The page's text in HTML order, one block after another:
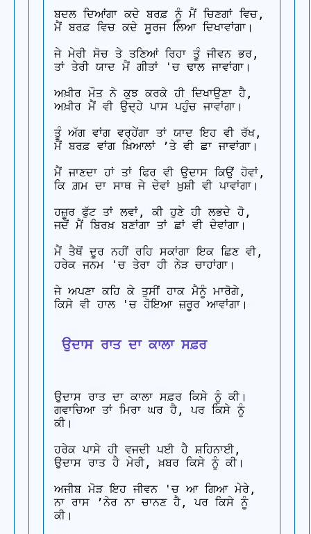
ਬਦਲ ਦਿਆਂਗਾ ਕਦੇ ਬਰਫ਼ ਨੂੰ ਮੈਂ ਚਿਣਗਾਂ ਵਿਚ,
ਮੈਂ ਬਰਫ਼ ਵਿਚ ਕਦੇ ਸੂਰਜ ਲਿਆ ਦਿਖਾਵਾਂਗਾ।
ਜੇ ਮੇਰੀ ਸੋਚ ਤੇ ਤਣਿਆਂ ਰਿਹਾ ਤੂੰ ਜੀਵਨ ਭਰ,
ਤਾਂ ਤੇਰੀ ਯਾਦ ਮੈਂ ਗੀਤਾਂ 'ਚ ਢਾਲ ਜਾਵਾਂਗਾ।
ਅਖ਼ੀਰ ਮੌਤ ਨੇ ਕੁਝ ਕਰਕੇ ਹੀ ਦਿਖਾਉਣਾ ਹੈ,
ਅਖ਼ੀਰ ਮੈਂ ਵੀ ਉਦ੍ਹੇ ਪਾਸ ਪਹੁੰਚ ਜਾਵਾਂਗਾ।
ਤੂੰ ਅੱਗ ਵਾਂਗ ਵਰ੍ਹੇਂਗਾ ਤਾਂ ਯਾਦ ਇਹ ਵੀ ਰੱਖ,
ਮੈਂ ਬਰਫ਼ ਵਾਂਗ ਖ਼ਿਆਲਾਂ ’ਤੇ ਵੀ ਛਾ ਜਾਵਾਂਗਾ।
ਮੈਂ ਜਾਣਦਾ ਹਾਂ ਤਾਂ ਫਿਰ ਵੀ ਉਦਾਸ ਕਿਉਂ ਹੋਵਾਂ,
ਕਿ ਗ਼ਮ ਦਾ ਸਾਥ ਜੇ ਦੇਵਾਂ ਖ਼ੁਸ਼ੀ ਵੀ ਪਾਵਾਂਗਾ।
ਹਜ਼ੂਰ ਫੁੱਟ ਤਾਂ ਲਵਾਂ, ਕੀ ਹੁਣੇ ਹੀ ਲਭਦੇ ਹੋ,
ਜਦੋਂ ਮੈਂ ਬਿਰਖ਼ ਬਣਾਂਗਾ ਤਾਂ ਛਾਂ ਵੀ ਦੇਵਾਂਗਾ।
ਮੈਂ ਤੈਥੋਂ ਦੂਰ ਨਹੀਂ ਰਹਿ ਸਕਾਂਗਾ ਇਕ ਛਿਣ ਵੀ,
ਹਰੇਕ ਜਨਮ 'ਚ ਤੇਰਾ ਹੀ ਨੇੜ ਚਾਹਾਂਗਾ।
ਜੇ ਅਪਣਾ ਕਹਿ ਕੇ ਤੁਸੀਂ ਹਾਕ ਮੈਨੂੰ ਮਾਰੋਗੇ,
ਕਿਸੇ ਵੀ ਹਾਲ 'ਚ ਹੋਇਆ ਜ਼ਰੂਰ ਆਵਾਂਗਾ।
ਉਦਾਸ ਰਾਤ ਦਾ ਕਾਲਾ ਸਫ਼ਰ
ਉਦਾਸ ਰਾਤ ਦਾ ਕਾਲਾ ਸਫ਼ਰ ਕਿਸੇ ਨੂੰ ਕੀ।
ਗਵਾਚਿਆ ਤਾਂ ਮਿਰਾ ਘਰ ਹੈ, ਪਰ ਕਿਸੇ ਨੂੰ
ਕੀ।
ਹਰੇਕ ਪਾਸੇ ਹੀ ਵਜਦੀ ਪਈ ਹੈ ਸ਼ਹਿਨਾਈ,
ਉਦਾਸ ਰਾਤ ਹੈ ਮੇਰੀ, ਖ਼ਬਰ ਕਿਸੇ ਨੂੰ ਕੀ।
ਅਜੀਬ ਮੋੜ ਇਹ ਜੀਵਨ 'ਚ ਆ ਗਿਆ ਮੇਰੇ,
ਨਾ ਰਾਸ ’ਨੇਰ ਨਾ ਚਾਨਣ ਹੈ, ਪਰ ਕਿਸੇ ਨੂੰ
ਕੀ।